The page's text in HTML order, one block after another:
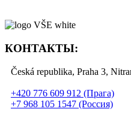
КОНТАКТЫ:
Česká republika, Praha 3,
+420 776 609 912 (Прага)
+7 968 105 1547 (Россия)